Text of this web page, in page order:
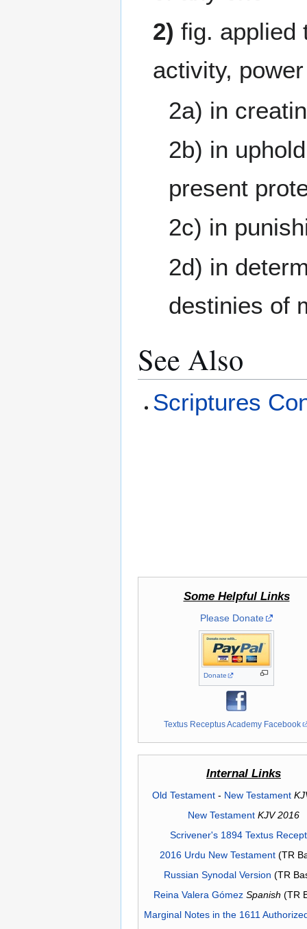
2) fig. applied
activity, power
2a) in
2b) in
present
2c) in
2d) in
destinies of
See Also
Scriptures
Some Helpful Links
Please Donate
Donate
Textus Receptus Academy Facebook
Internal Links
Old Testament- New Testament
New Testament KJV 2016
Scrivener's 1894 Textus
2016 Urdu New Testament(TR
Russian Synodal Version (TR
Reina Valera Gómez Spanish (TR
Marginal Notes in the 1611